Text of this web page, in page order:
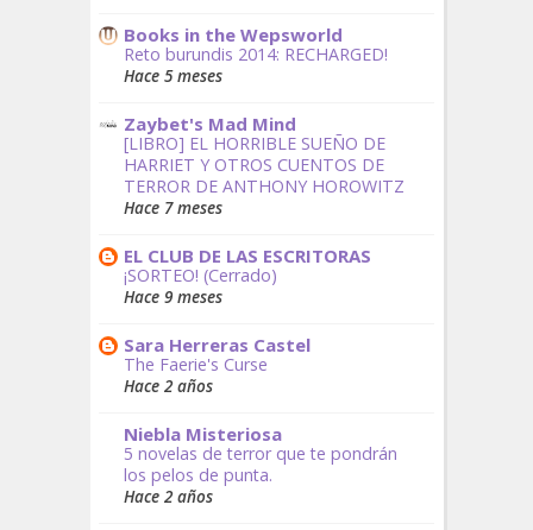
Books in the Wepsworld
Reto burundis 2014: RECHARGED!
Hace 5 meses
Zaybet's Mad Mind
[LIBRO] EL HORRIBLE SUEÑO DE
HARRIET Y OTROS CUENTOS DE
TERROR DE ANTHONY HOROWITZ
Hace 7 meses
EL CLUB DE LAS ESCRITORAS
¡SORTEO! (Cerrado)
Hace 9 meses
Sara Herreras Castel
The Faerie's Curse
Hace 2 años
Niebla Misteriosa
5 novelas de terror que te pondrán
los pelos de punta.
Hace 2 años